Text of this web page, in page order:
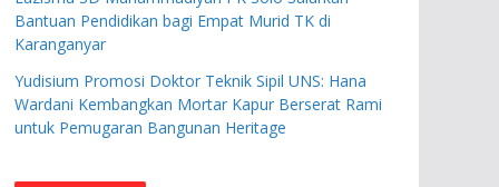
Bantuan Pendidikan bagi Empat Murid TK di
Karanganyar
Yudisium Promosi Doktor Teknik Sipil UNS: Hana
Wardani Kembangkan Mortar Kapur Berserat Rami
untuk Pemugaran Bangunan Heritage